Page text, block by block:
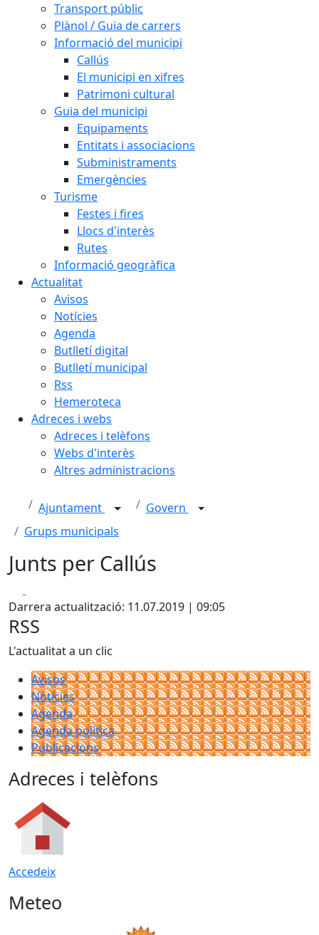
Transport públic
Plànol / Guia de carrers
Informació del municipi
Callús
El municipi en xifres
Patrimoni cultural
Guia del municipi
Equipaments
Entitats i associacions
Subministraments
Emergències
Turisme
Festes i fires
Llocs d'interès
Rutes
Informació geogràfica
Actualitat
Avisos
Notícies
Agenda
Butlletí digital
Butlletí municipal
Rss
Hemeroteca
Adreces i webs
Adreces i telèfons
Webs d'interès
Altres administracions
Ajuntament
Govern
Grups municipals
Junts per Callús
Darrera actualització: 11.07.2019 | 09:05
RSS
L'actualitat a un clic
Avisos
Notícies
Agenda
Agenda política
Publicacions
Adreces i telèfons
Accedeix
Meteo